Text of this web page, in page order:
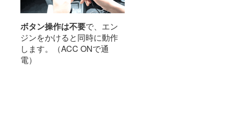
ボタン操作は不要で、エン
ジンをかけると同時に動作
します。（ACC ONで通
電）